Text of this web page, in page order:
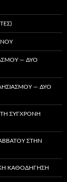
— ΔΎΟ
— ΔΎΟ
ΣΎΓΧΡΟΝΗ
ΣΤΗΝ
ΚΑΘΟΔΉΓΗΣΗ